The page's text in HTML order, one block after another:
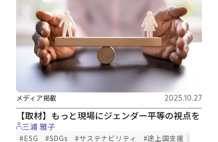
【取材】もっと現場にジェンダー平等の視点を
メディア掲載 2025.10.27
三浦 雅子
#ESG #SDGs #サステナビリティ #途上国支援